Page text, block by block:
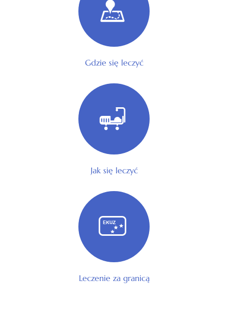
Gdzie się leczyć
Jak się leczyć
Leczenie za granicą